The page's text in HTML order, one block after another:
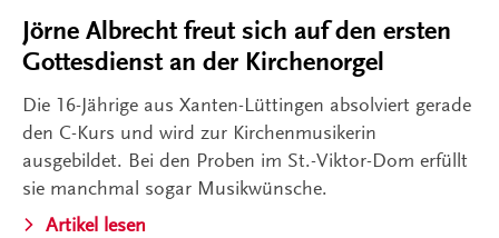
Jörne Albrecht freut sich auf den ersten
Gottesdienst an der Kirchenorgel
Die 16-Jährige aus Xanten-Lüttingen absolviert gerade
den C-Kurs und wird zur Kirchenmusikerin
ausgebildet. Bei den Proben im St.-Viktor-Dom erfüllt
sie manchmal sogar Musikwünsche.
Artikel lesen